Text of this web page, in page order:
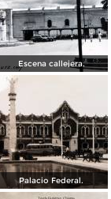
Escena callejera.
Palacio Federal.